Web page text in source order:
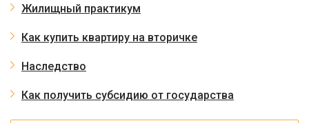
Жилищный практикум
Как купить квартиру на вторичке
Наследство
Как получить субсидию от государства